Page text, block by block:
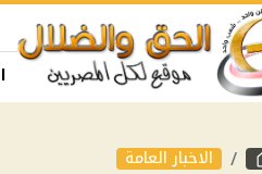
الاخبار العامة